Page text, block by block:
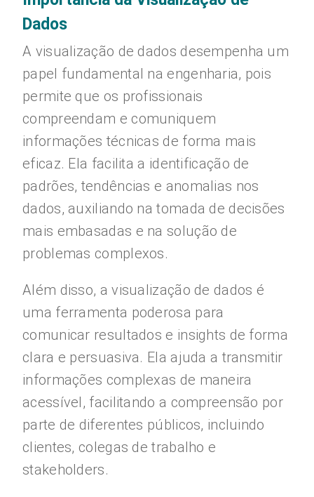
Dados
A visualização de dados desempenha um
papel fundamental na engenharia, pois
permite que os profissionais
compreendam e comuniquem
informações técnicas de forma mais
eficaz. Ela facilita a identificação de
padrões, tendências e anomalias nos
dados, auxiliando na tomada de decisões
mais embasadas e na solução de
problemas complexos.
Além disso, a visualização de dados é
uma ferramenta poderosa para
comunicar resultados e insights de forma
clara e persuasiva. Ela ajuda a transmitir
informações complexas de maneira
acessível, facilitando a compreensão por
parte de diferentes públicos, incluindo
clientes, colegas de trabalho e
stakeholders.